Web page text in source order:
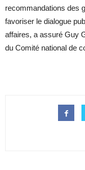
recommandations des
favoriser le dialogue
affaires, a assuré Guy
du Comité national de